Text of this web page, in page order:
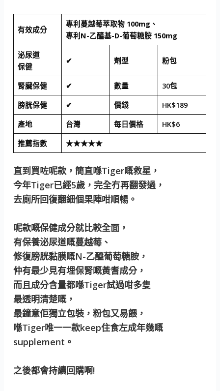
有效成分
專利蔓越莓萃取物 100mg、
專利N-乙醯基-D-葡萄糖胺 150mg
泌尿道
保健
✔ 劑型 粉包
腎臟保健 ✔ 數量
30包
膀胱保健
✔ 價錢
HK$189
產地
台灣 每日價格
HK$6
推薦指數
★★★★★
直到買咗呢款，簡直喺Tiger嘅救星，
今年Tiger已經5歲，完全冇再翻發過，
去廁所回復翻細個果陣咁順暢。
呢款嘅保健成分就比較全面，
有保養泌尿道嘅蔓越莓、
修復膀胱黏膜嘅N-乙醯葡萄糖胺，
仲有最少見有埋保腎嘅黃耆成分，
而且成分含量都喺Tiger試過咁多隻
最透明清楚嘅，
最鐘意佢獨立包裝，粉包又易餵，
喺Tiger唯一一款keep住食左成年幾嘅
supplement。
之後都會持續回購啊!